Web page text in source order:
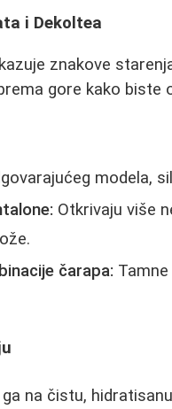
i Dekoltea
znakove
gore kako biste
modela,
Otkrivaju više
čarapa:
na čistu,